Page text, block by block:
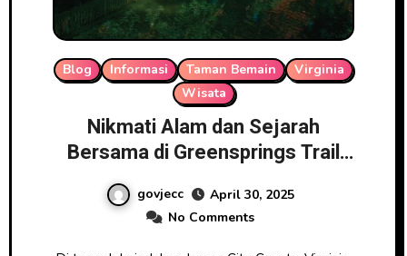
Blog Informasi Taman Bemain
Virginia
Wisata
Nikmati Alam dan Sejarah
Bersama di Greensprings Trail
govjecc
April 30, 2025
No Comments